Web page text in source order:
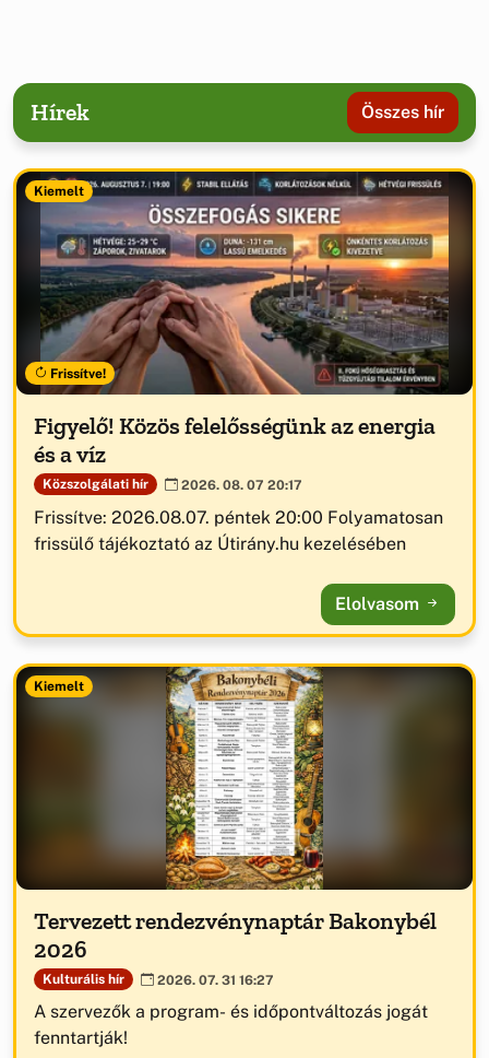
Hírek Összes hír
Kiemelt
Frissítve!
Figyelő! Közös felelősségünk az energia
és a víz
Közszolgálati hír 2026. 08. 07 20:17
Frissítve: 2026.08.07. péntek 20:00 Folyamatosan
frissülő tájékoztató az Útirány.hu kezelésében
Elolvasom
Kiemelt
Tervezett rendezvénynaptár Bakonybél
2026
Kulturális hír 2026. 07. 31 16:27
A szervezők a program- és időpontváltozás jogát
fenntartják!